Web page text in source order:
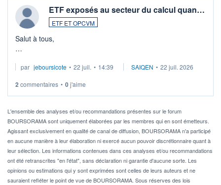
ETF exposés au secteur du calcul quan…
ETF ET OPCVM
Salut à tous,
via un ETF plutôt que des actions individuelles.
Idéalement, je voudrais qu'il soit éligible au PEA.
Pour l' ...
par jeboursicote • 22 juil. • 14:39 SAIQEN • 22 juil. 2026
2 commentaires • 0j'aime
L'ensemble des analyses et/ou recommandations présentes sur le forum
BOURSORAMA sont uniquement élaborées par les membres qui en sont émetteurs.
Agissant exclusivement en qualité de canal de diffusion, BOURSORAMA n'a participé
en aucune manière à leur élaboration ni exercé aucun pouvoir discrétionnaire quant à
leur sélection. Les informations contenues dans ces analyses et/ou recommandations
ont été retranscrites "en l'état", sans déclaration ni garantie d'aucune sorte. Les
opinions ou estimations qui y sont exprimées sont celles de leurs auteurs et ne
sauraient refléter le point de vue de BOURSORAMA. Sous réserves des lois